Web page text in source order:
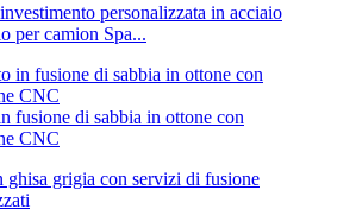
personalizzata in acciaio
per camion Spa...
fusione di sabbia in ottone con
CNC